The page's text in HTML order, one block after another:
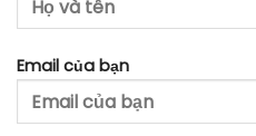
Email của bạn